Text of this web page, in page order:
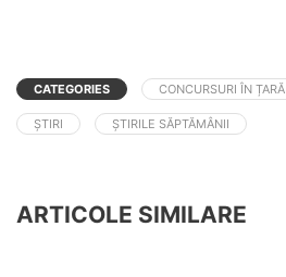
CATEGORIES CONCURSURI ÎN ȚARĂ
ȘTIRI ȘTIRILE SĂPTĂMÂNII
ARTICOLE SIMILARE